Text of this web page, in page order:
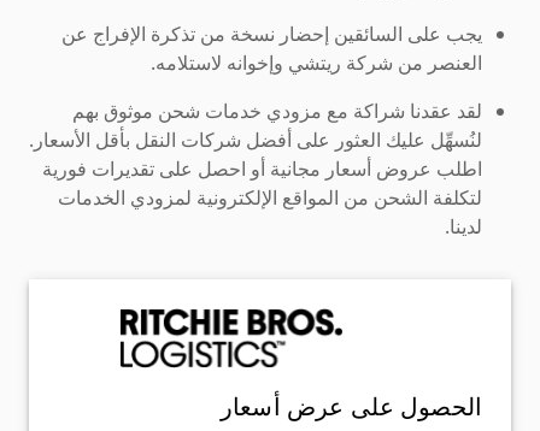
يجب على السائقين إحضار نسخة من تذكرة الإفراج عن
العنصر من شركة ريتشي وإخوانه لاستلامه.
لقد عقدنا شراكة مع مزودي خدمات شحن موثوق بهم
لنُسهِّل عليك العثور على أفضل شركات النقل بأقل الأسعار.
اطلب عروض أسعار مجانية أو احصل على تقديرات فورية
لتكلفة الشحن من المواقع الإلكترونية لمزودي الخدمات
لدينا.
الحصول على عرض أسعار